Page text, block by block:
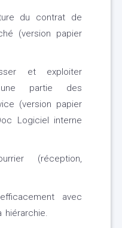
du contrat de
(version papier
et exploiter
partie des
(version papier
Logiciel interne
(réception,
avec